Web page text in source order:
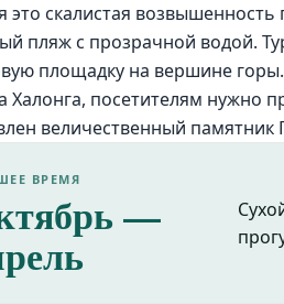
это скалистая
пляж с прозрачной водой.
площадку на вершине
Халонга, посетителям нужно
величественный
ВРЕМЯ
—